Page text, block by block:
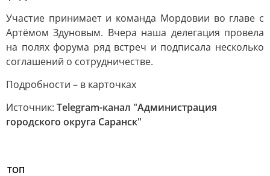
Участие принимает и команда Мордовии во главе с
Артёмом Здуновым. Вчера наша делегация провела
на полях форума ряд встреч и подписала несколько
соглашений о сотрудничестве.
Подробности – в карточках
Источник: Telegram-канал "Администрация
городского округа Саранск"
ТОП